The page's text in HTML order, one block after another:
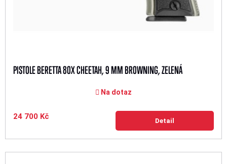
PISTOLE BERETTA 80X CHEETAH, 9 MM BROWNING, ZELENÁ
Na dotaz
24 700 Kč Detail